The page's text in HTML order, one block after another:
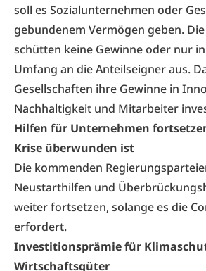
soll es Sozialunternehmen oder
gebundenem Vermögen geben.
schütten keine Gewinne oder nur
Umfang an die Anteilseigner aus.
Gesellschaften ihre Gewinne in
Nachhaltigkeit und Mitarbeiter
Hilfen für Unternehmen
Krise überwunden ist
Die kommenden
Neustarthilfen und
weiter fortsetzen, solange es die
erfordert.
Investitionsprämie für
Wirtschaftsgüter